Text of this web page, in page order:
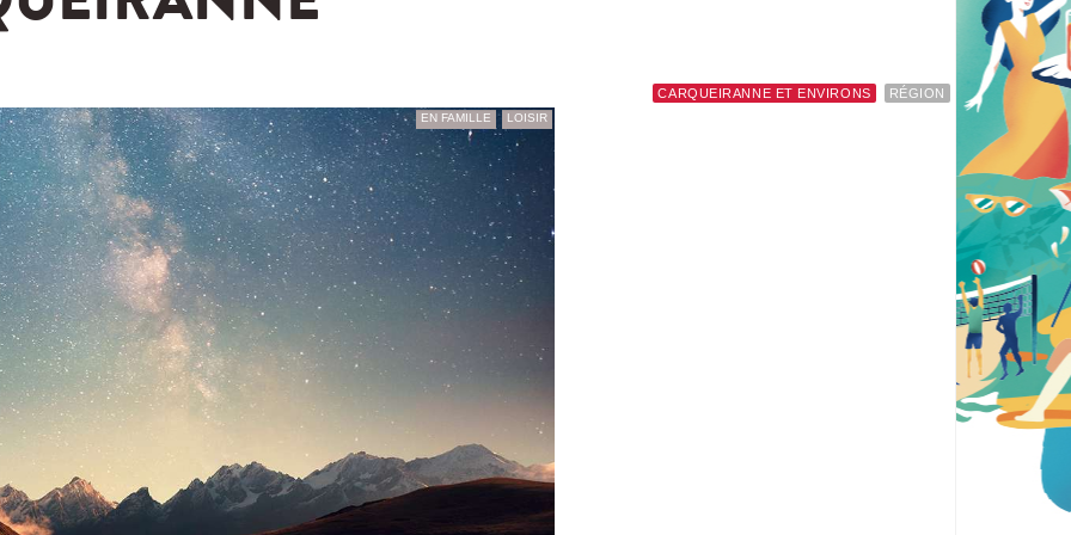
EN FAMILLE LOISIR
CARQUEIRANNE ET ENVIRONS RÉGION